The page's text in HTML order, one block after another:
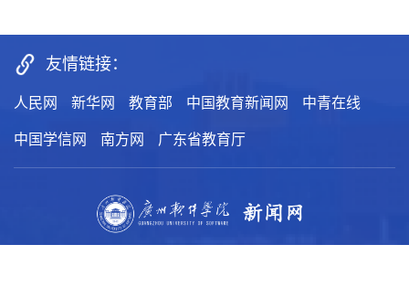
友情链接：
人民网 新华网 教育部 中国教育新闻网 中青在线
中国学信网 南方网 广东省教育厅